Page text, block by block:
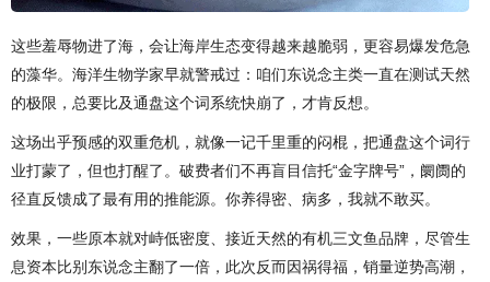
这些羞辱物进了海，会让海岸生态变得越来越脆弱，更容易爆发危急
的藻华。海洋生物学家早就警戒过：咱们东说念主类一直在测试天然
的极限，总要比及通盘这个词系统快崩了，才肯反想。
这场出乎预感的双重危机，就像一记千里重的闷棍，把通盘这个词行
业打蒙了，但也打醒了。破费者们不再盲目信托“金字牌号”，阛阓的
径直反馈成了最有用的推能源。你养得密、病多，我就不敢买。
效果，一些原本就对峙低密度、接近天然的有机三文鱼品牌，尽管生
息资本比别东说念主翻了一倍，此次反而因祸得福，销量逆势高潮，